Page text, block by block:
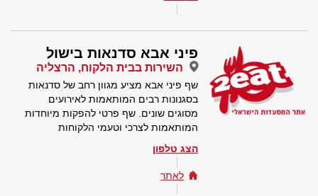
פיני אבא סדנאות בישול
השירות בבית הלקוח, הרצליה
שף פיני אבא מציע מגוון רחב של סדנאות
בסגנונות רבים המותאמות לאירועים
מסוגים שונים. שף פרטי להפקות מיוחדות
המותאמות לצרכי וטעמי הלקוחות
הצג טלפון
לאתר